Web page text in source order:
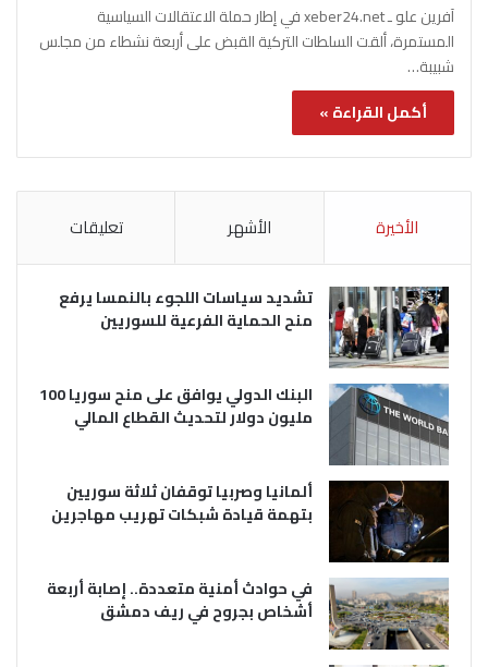
آفرين علو ـ xeber24.net في إطار حملة الاعتقالات السياسية
المستمرة، ألقت السلطات التركية القبض على أربعة نشطاء من مجلس
شبيبة…
أكمل القراءة »
الأخيرة الأشهر تعليقات
تشديد سياسات اللجوء بالنمسا يرفع
منح الحماية الفرعية للسوريين
البنك الدولي يوافق على منح سوريا 100
مليون دولار لتحديث القطاع المالي
ألمانيا وصربيا توقفان ثلاثة سوريين
بتهمة قيادة شبكات تهريب مهاجرين
في حوادث أمنية متعددة.. إصابة أربعة
أشخاص بجروح في ريف دمشق